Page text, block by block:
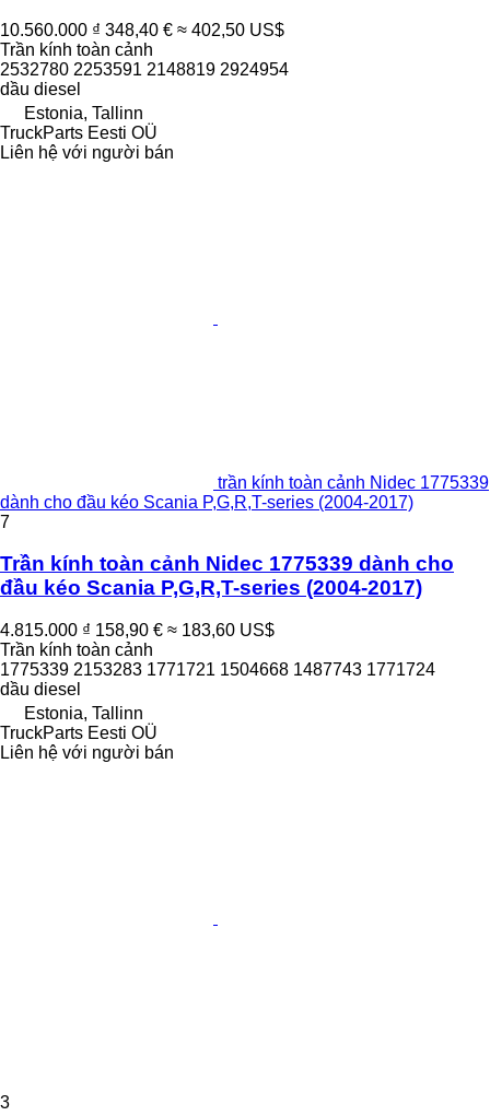
10.560.000 ₫ 348,40 € ≈ 402,50 US$
Trần kính toàn cảnh
2532780 2253591 2148819 2924954
dầu diesel
Estonia, Tallinn
TruckParts Eesti OÜ
Liên hệ với người bán
trần kính toàn cảnh Nidec 1775339
dành cho đầu kéo Scania P,G,R,T-series (2004-2017)
7
Trần kính toàn cảnh Nidec 1775339 dành cho
đầu kéo Scania P,G,R,T-series (2004-2017)
4.815.000 ₫ 158,90 € ≈ 183,60 US$
Trần kính toàn cảnh
1775339 2153283 1771721 1504668 1487743 1771724
dầu diesel
Estonia, Tallinn
TruckParts Eesti OÜ
Liên hệ với người bán
3